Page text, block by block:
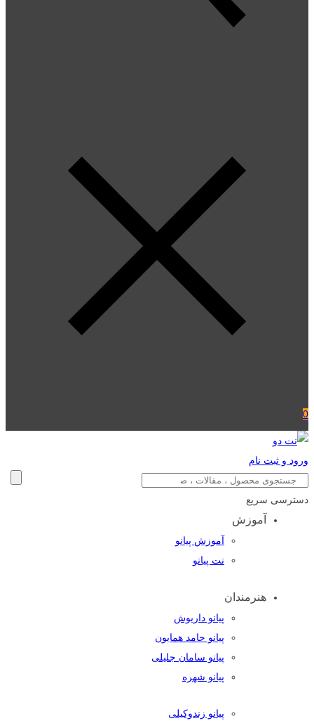
0
ورود و ثبت نام
دسترسی سریع
آموزش
آموزش پیانو
نت پیانو
هنرمندان
پیانو داریوش
پیانو حامد همایون
پیانو سامان جلیلی
پیانو شهره
پیانو زندوکیلی